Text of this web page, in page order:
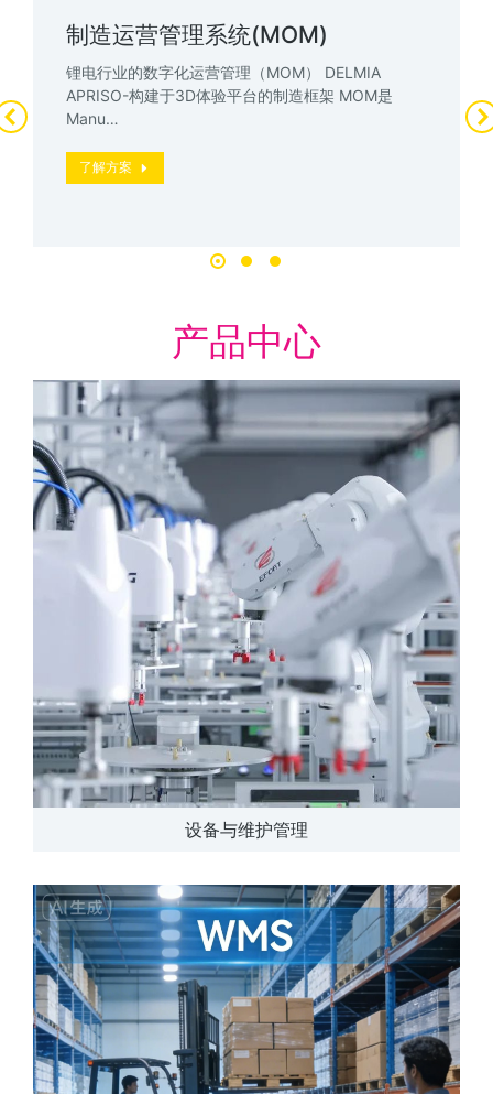
制造运营管理系统(MOM)
锂电行业的数字化运营管理（MOM） DELMIA
APRISO-构建于3D体验平台的制造框架 MOM是
Manu…
了解方案
产品中心
设备与维护管理